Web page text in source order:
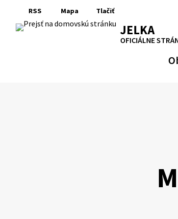
obsah
RSS
RSS
Mapa
Mapa
Tlačiť
Tlačiť JELKA
OFICIÁLNE